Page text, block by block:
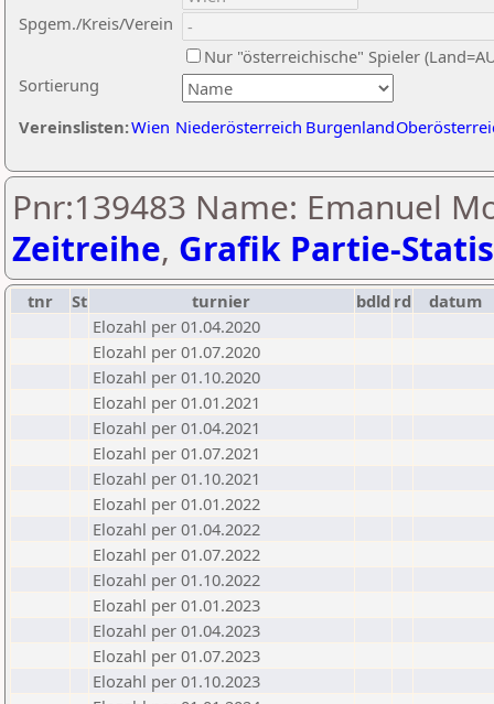
Sortierung
Spgem./Kreis/Verein
Nur "österreichische" Spieler
Vereinslisten:Wien Niederösterreich Burgenland
Pnr:139483 Name: Emanuel
Zeitreihe, Grafik Partie-
tnr St turnier bdld rd
datum
Elozahl per 01.04.2020
Elozahl per 01.07.2020
Elozahl per 01.10.2020
Elozahl per 01.01.2021
Elozahl per 01.04.2021
Elozahl per 01.07.2021
Elozahl per 01.10.2021
Elozahl per 01.01.2022
Elozahl per 01.04.2022
Elozahl per 01.07.2022
Elozahl per 01.10.2022
Elozahl per 01.01.2023
Elozahl per 01.04.2023
Elozahl per 01.07.2023
Elozahl per 01.10.2023